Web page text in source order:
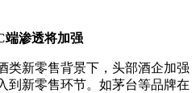
端渗透将加强
新零售背景下，头部酒企加强
到新零售环节。如茅台等品牌在